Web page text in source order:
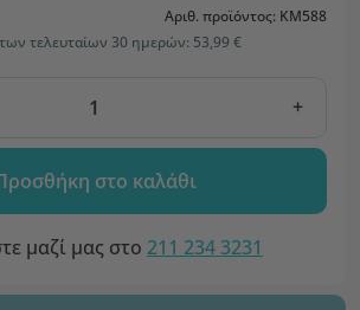
Αριθ. προϊόντος: KM588
τελευταίων 30 ημερών: 53,99 €
+
στο καλάθι
μαζί μας στο 211 234 3231